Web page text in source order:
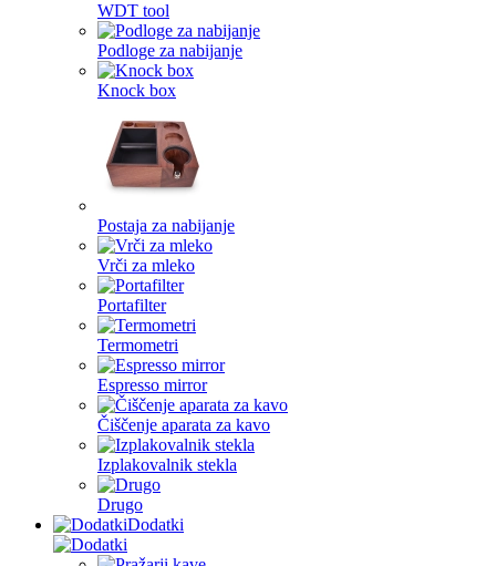
WDT tool
Podloge za nabijanje
Knock box
Postaja za nabijanje
Vrči za mleko
Portafilter
Termometri
Espresso mirror
Čiščenje aparata za kavo
Izplakovalnik stekla
Drugo
Dodatki